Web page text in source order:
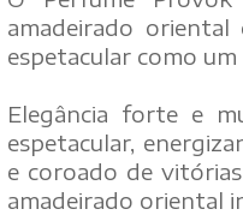
amadeirado
espetacular como
Elegância forte e
espetacular,
e coroado de
amadeirado oriental